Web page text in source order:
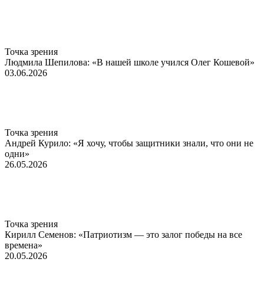
Точка зрения
Людмила Шепилова: «В нашей школе учился Олег Кошевой»
03.06.2026
Точка зрения
Андрей Курило: «Я хочу, чтобы защитники знали, что они не
одни»
26.05.2026
Точка зрения
Кирилл Семенов: «Патриотизм — это залог победы на все
времена»
20.05.2026